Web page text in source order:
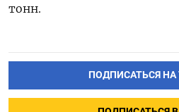
тонн.
ПОДПИСАТЬСЯ НА